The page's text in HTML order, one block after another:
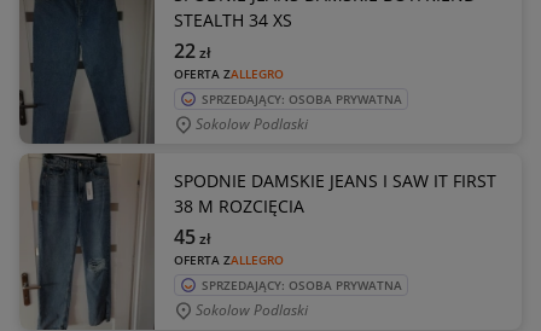
STEALTH 34 XS
OFERTA ZALLEGRO
22zł
SPRZEDAJĄCY: OSOBA PRYWATNA
Sokolow Podlaski
SPODNIE DAMSKIE JEANS I SAW IT FIRST
38 M ROZCIĘCIA
OFERTA ZALLEGRO
45zł
SPRZEDAJĄCY: OSOBA PRYWATNA
Sokolow Podlaski